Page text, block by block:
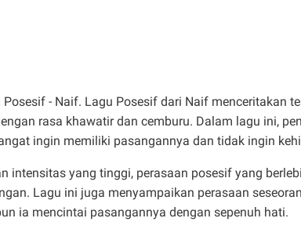
- Naif. Lagu Posesif dari Naif menceritakan
rasa khawatir dan cemburu. Dalam lagu ini,
ingin memiliki pasangannya dan tidak ingin
intensitas yang tinggi, perasaan posesif yang
Lagu ini juga menyampaikan perasaan
ia mencintai pasangannya dengan sepenuh hati.